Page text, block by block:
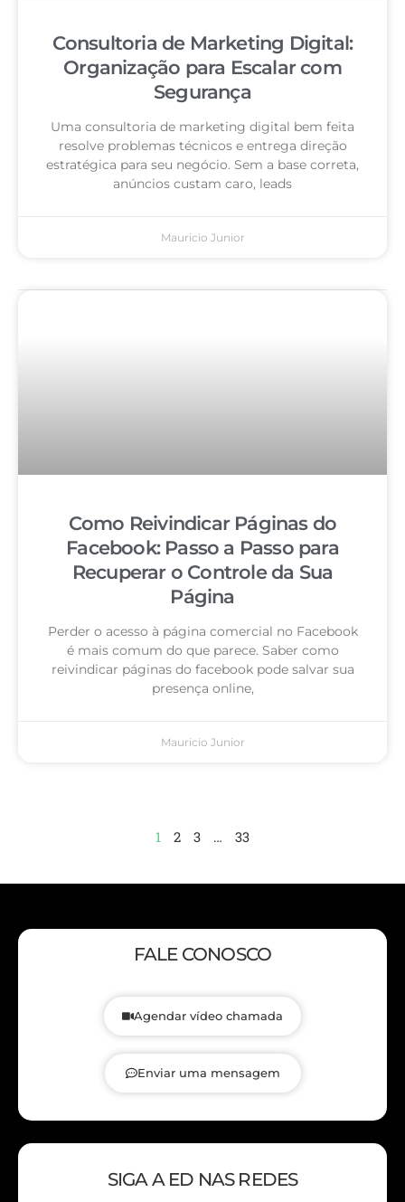
Consultoria de Marketing Digital:
Organização para Escalar com
Segurança
Uma consultoria de marketing digital bem feita
resolve problemas técnicos e entrega direção
estratégica para seu negócio. Sem a base correta,
anúncios custam caro, leads
Mauricio Junior
Como Reivindicar Páginas do
Facebook: Passo a Passo para
Recuperar o Controle da Sua
Página
Perder o acesso à página comercial no Facebook
é mais comum do que parece. Saber como
reivindicar páginas do facebook pode salvar sua
presença online,
Mauricio Junior
1 2 3 … 33
FALE CONOSCO
Agendar vídeo chamada
Enviar uma mensagem
SIGA A ED NAS REDES